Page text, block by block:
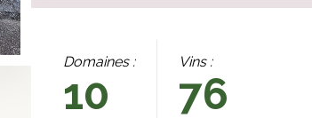
Domaines :
10
Vins :
76